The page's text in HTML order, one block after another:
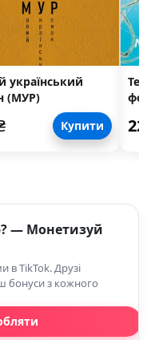
український
(МУР)
Купити
— Монетизуй
в TikTok. Друзі
бонуси з кожного